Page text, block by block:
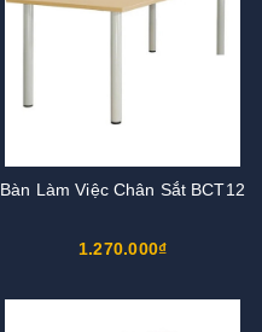
Bàn Làm Việc Chân Sắt BCT12
1.270.000₫